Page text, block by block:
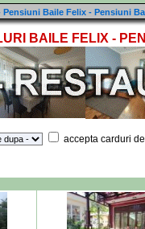
Baile Felix - Pensiuni
BAILE FELIX -
accepta carduri